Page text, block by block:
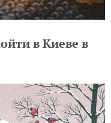
в Киеве в